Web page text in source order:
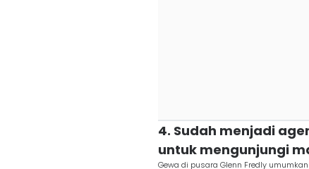
4. Sudah menjadi
untuk mengunjungi
Gewa di pusara Glenn Fredly